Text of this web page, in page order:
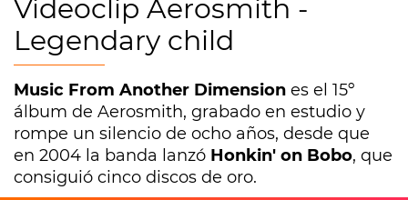
Videoclip Aerosmith -
Legendary child
Music From Another Dimension es el 15º
álbum de Aerosmith, grabado en estudio y
rompe un silencio de ocho años, desde que
en 2004 la banda lanzó Honkin' on Bobo, que
consiguió cinco discos de oro.